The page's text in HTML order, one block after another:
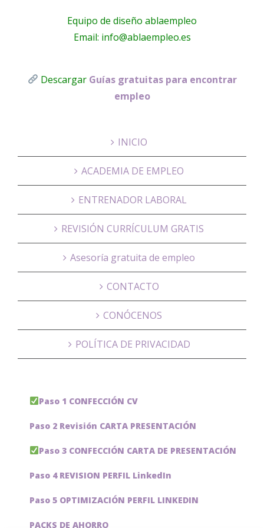
Equipo de diseño ablaempleo
Email: info@ablaempleo.es
Descargar Guías gratuitas para encontrar
empleo
INICIO
ACADEMIA DE EMPLEO
ENTRENADOR LABORAL
REVISIÓN CURRÍCULUM GRATIS
Asesoría gratuita de empleo
CONTACTO
CONÓCENOS
POLÍTICA DE PRIVACIDAD
Paso 1 CONFECCIÓN CV
Paso 2 Revisión CARTA PRESENTACIÓN
Paso 3 CONFECCIÓN CARTA DE PRESENTACIÓN
Paso 4 REVISION PERFIL LinkedIn
Paso 5 OPTIMIZACIÓN PERFIL LINKEDIN
PACKS DE AHORRO